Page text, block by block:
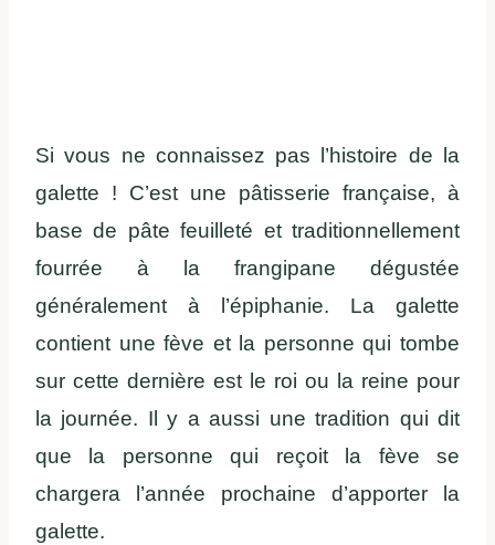
Si vous ne connaissez pas l’histoire de la
galette ! C’est une pâtisserie française, à
base de pâte feuilleté et traditionnellement
fourrée à la frangipane dégustée
généralement à l’épiphanie. La galette
contient une fève et la personne qui tombe
sur cette dernière est le roi ou la reine pour
la journée. Il y a aussi une tradition qui dit
que la personne qui reçoit la fève se
chargera l’année prochaine d’apporter la
galette.